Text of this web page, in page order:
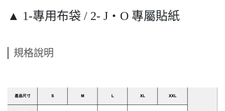
▲ 1-專用布袋 / 2- J‧O 專屬貼紙
規格說明